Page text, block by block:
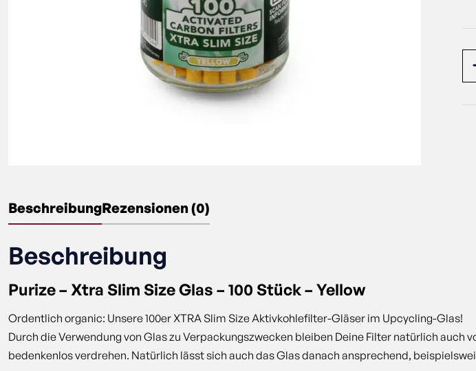
BeschreibungRezensionen (0)
Beschreibung
Purize – Xtra Slim Size Glas – 100 Stück – Yellow
Ordentlich organic: Unsere 100er XTRA Slim Size Aktivkohlefilter-Gläser im Upcycling-Glas!
Durch die Verwendung von Glas zu Verpackungszwecken bleiben Deine Filter natürlich
bedenkenlos verdrehen. Natürlich lässt sich auch das Glas danach ansprechend,